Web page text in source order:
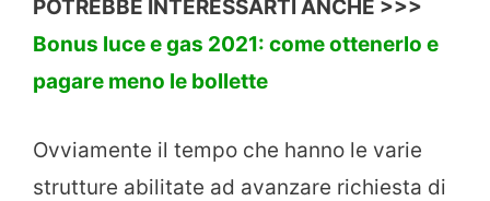
POTREBBE INTERESSARTI ANCHE >>>
Bonus luce e gas 2021: come ottenerlo e
pagare meno le bollette
Ovviamente il tempo che hanno le varie
strutture abilitate ad avanzare richiesta di